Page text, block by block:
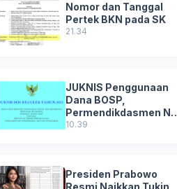
Nomor dan Tanggal
Pertek BKN pada SK
21.34
JUKNIS Penggunaan
Dana BOSP,
Permendikdasmen No
8 Tahun 2025
10.39
Presiden Prabowo
Resmi Naikkan Tukin